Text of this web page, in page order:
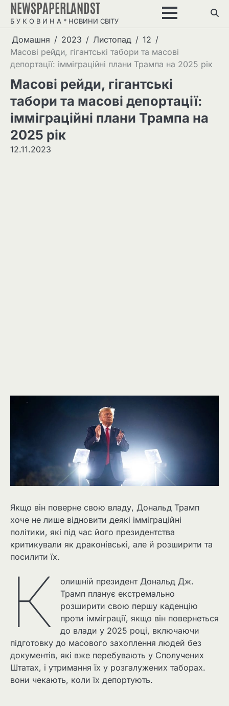
Перейти
вмісту
NEWSPAPERLANDST
Б У К О В И Н А * НОВИНИ СВІТУ
Домашня 2023 Листопад
12
Масові рейди, гігантські табори та масові
депортації: імміграційні плани Трампа на 2025 рік
Масові рейди, гігантські
табори та масові депортації:
імміграційні плани Трампа на
2025 рік
12.11.2023
Якщо він поверне свою владу, Дональд Трамп
хоче не лише відновити деякі імміграційні
політики, які під час його президентства
критикували як драконівські, але й розширити та
посилити їх.
К
олишній президент Дональд Дж.
Трамп планує екстремально
розширити свою першу каденцію
проти імміграції, якщо він повернеться
до влади у 2025 році, включаючи
підготовку до масового захоплення людей без
документів, які вже перебувають у Сполучених
Штатах, і утримання їх у розгалужених таборах.
вони чекають, коли їх депортують.